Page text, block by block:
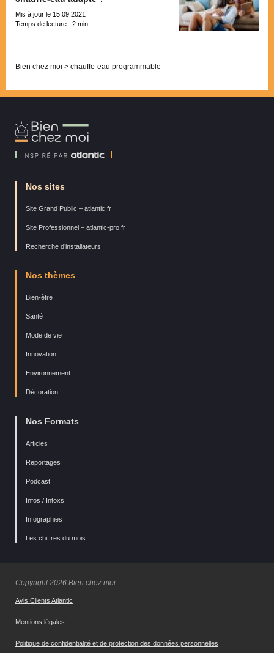
Mis à jour le 15.09.2021
Temps de lecture : 2 min
Bien chez moi > chauffe-eau programmable
Bien
Chez
Nos sites
Site Grand Public – atlantic.fr
Site Professionnel – atlantic-pro.fr
Recherche d’installateurs
Nos thèmes
Bien-être
Santé
Mode de vie
Innovation
Environnement
Décoration
Nos Formats
Articles
Reportages
Podcast
Infos / Intoxs
Infographies
Les chiffres du mois
Copyright 2026 Bien chez moi
Avis Clients Atlantic
Mentions légales
Politique de confidentialité et de protection des données personnelles